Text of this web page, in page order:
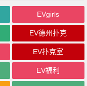
EVgirls
EV德州扑克
EV扑克室
EV福利